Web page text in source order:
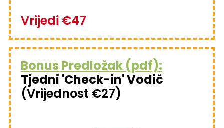
Vrijedi €47
Bonus Predložak (pdf):
Tjedni 'Check-in' Vodič
(Vrijednost €27)